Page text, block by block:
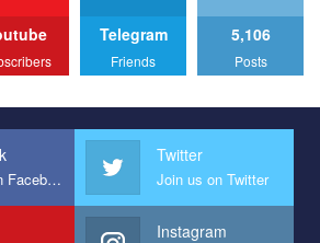
Telegram
Friends
5,106
Posts
Join us on Facebook
Twitter
Join us on Twitter
Instagram